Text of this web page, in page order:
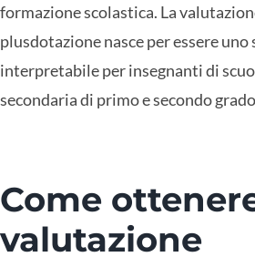
formazione scolastica. La
plusdotazione nasce per essere
interpretabile per insegnanti di
secondaria di primo e secondo
Come
valutazione